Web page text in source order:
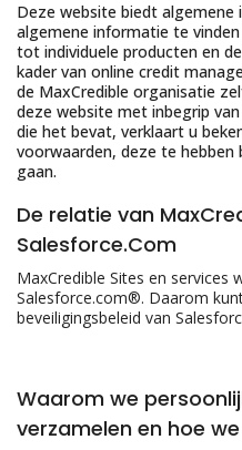
Deze website biedt
algemene informatie te
tot individuele producten en
kader van online credit
de MaxCredible organisatie
deze website met inbegrip
die het bevat, verklaart u
voorwaarden, deze te
gaan.
De relatie van
Salesforce.Com
MaxCredible Sites en services
Salesforce.com®. Daarom
beveiligingsbeleid van
Waarom we
verzamelen en hoe